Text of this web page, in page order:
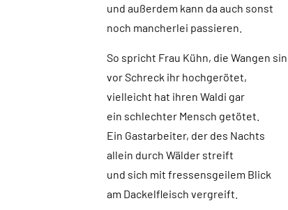
und außerdem kann da auch sonst
noch mancherlei passieren.
So spricht Frau Kühn, die Wangen
vor Schreck ihr hochgerötet,
vielleicht hat ihren Waldi gar
ein schlechter Mensch getötet.
Ein Gastarbeiter, der des Nachts
allein durch Wälder streift
und sich mit fressensgeilem Blick
am Dackelfleisch vergreift.